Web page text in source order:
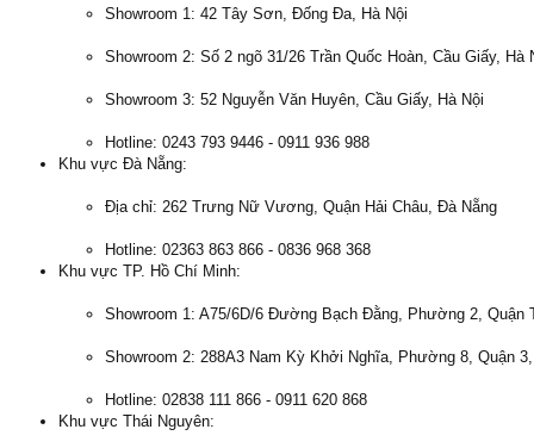
Showroom 1: 42 Tây Sơn, Đống Đa, Hà Nội
Showroom 2: Số 2 ngõ 31/26 Trần Quốc Hoàn, Cầu Giấy, Hà
Showroom 3: 52 Nguyễn Văn Huyên, Cầu Giấy, Hà Nội
Hotline: 0243 793 9446 - 0911 936 988
Khu vực Đà Nẵng:
Địa chỉ: 262 Trưng Nữ Vương, Quận Hải Châu, Đà Nẵng
Hotline: 02363 863 866 - 0836 968 368
Khu vực TP. Hồ Chí Minh:
Showroom 1: A75/6D/6 Đường Bạch Đằng, Phường 2, Quận
Showroom 2: 288A3 Nam Kỳ Khởi Nghĩa, Phường 8, Quận
Hotline: 02838 111 866 - 0911 620 868
Khu vực Thái Nguyên: